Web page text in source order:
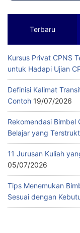
Terbaru
Kursus Privat CPNS
untuk Hadapi Ujian
Definisi Kalimat
Contoh 19/07/2026
Rekomendasi Bimbel
Belajar yang
11 Jurusan Kuliah
05/07/2026
Tips Menemukan
Sesuai dengan